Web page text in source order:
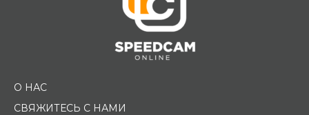
О НАС
СВЯЖИТЕСЬ С НАМИ